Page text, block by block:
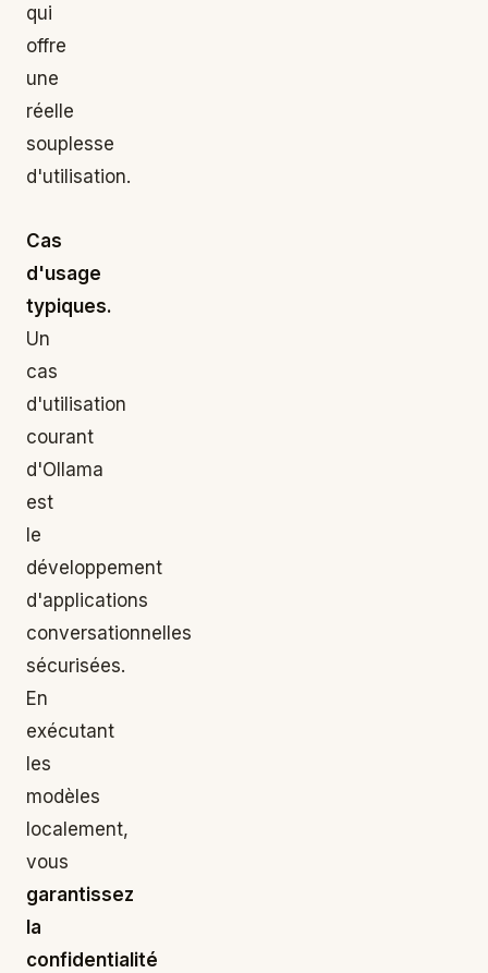
qui
offre
une
réelle
souplesse
d'utilisation.
Cas
d'usage
typiques.
Un
cas
d'utilisation
courant
d'Ollama
est
le
développement
d'applications
conversationnelles
sécurisées.
En
exécutant
les
modèles
localement,
vous
garantissez
la
confidentialité